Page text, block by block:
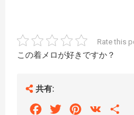
Rate this
この着メロが好きですか？
共有:
FacebookTwitterPinterest
VK